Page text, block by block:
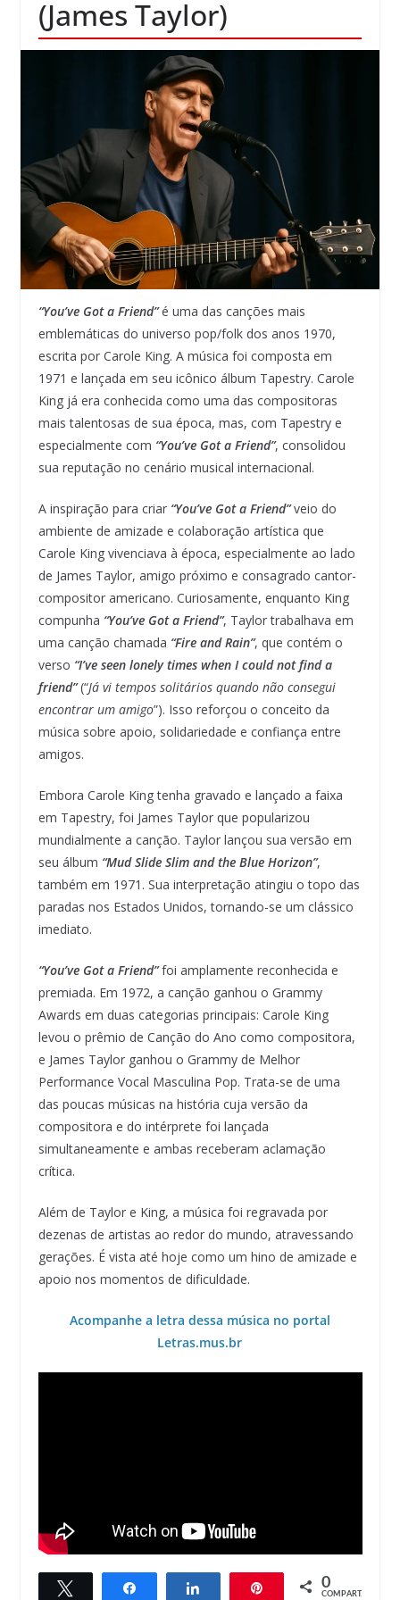
(James Taylor)
“You’ve Got a Friend”é uma das canções mais
emblemáticas do universo pop/folk dos anos 1970,
escrita por Carole King. A música foi composta em
1971 e lançada em seu icônico álbum Tapestry. Carole
King já era conhecida como uma das compositoras
mais talentosas de sua época, mas, com Tapestry e
especialmente com “You’ve Got a Friend”, consolidou
sua reputação no cenário musical internacional.
A inspiração para criar “You’ve Got a Friend”veio do
ambiente de amizade e colaboração artística que
Carole King vivenciava à época, especialmente ao lado
de James Taylor, amigo próximo e consagrado cantor-
compositor americano. Curiosamente, enquanto King
compunha “You’ve Got a Friend”, Taylor trabalhava em
uma canção chamada “Fire and Rain”, que contém o
verso “I’ve seen lonely times when I could not find a
friend”(“Já vi tempos solitários quando não consegui
encontrar um amigo”). Isso reforçou o conceito da
música sobre apoio, solidariedade e confiança entre
amigos.
Embora Carole King tenha gravado e lançado a faixa
em Tapestry, foi James Taylor que popularizou
mundialmente a canção. Taylor lançou sua versão em
seu álbum “Mud Slide Slim and the Blue Horizon”,
também em 1971. Sua interpretação atingiu o topo das
paradas nos Estados Unidos, tornando-se um clássico
imediato.
“You’ve Got a Friend”foi amplamente reconhecida e
premiada. Em 1972, a canção ganhou o Grammy
Awards em duas categorias principais: Carole King
levou o prêmio de Canção do Ano como compositora,
e James Taylor ganhou o Grammy de Melhor
Performance Vocal Masculina Pop. Trata-se de uma
das poucas músicas na história cuja versão da
compositora e do intérprete foi lançada
simultaneamente e ambas receberam aclamação
crítica.
Além de Taylor e King, a música foi regravada por
dezenas de artistas ao redor do mundo, atravessando
gerações. É vista até hoje como um hino de amizade e
apoio nos momentos de dificuldade.
Acompanhe a letra dessa música no portal
Letras.mus.br
Compartilhar Compartilhar 0
COMPART.